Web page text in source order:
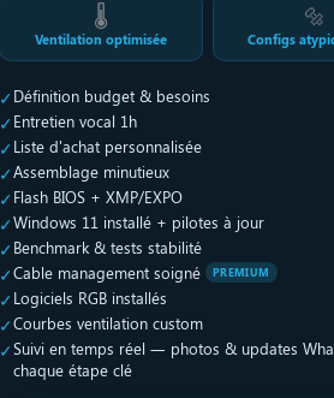
🌡️
Ventilation optimisée
🔩
Configs
✓Définition budget & besoins
✓Entretien vocal 1h
✓Liste d'achat personnalisée
✓Assemblage minutieux
✓Flash BIOS + XMP/EXPO
✓Windows 11 installé + pilotes à jour
✓Benchmark & tests stabilité
✓Cable management soigné PREMIUM
✓Logiciels RGB installés
✓Courbes ventilation custom
✓Suivi en temps réel — photos & updates
chaque étape clé